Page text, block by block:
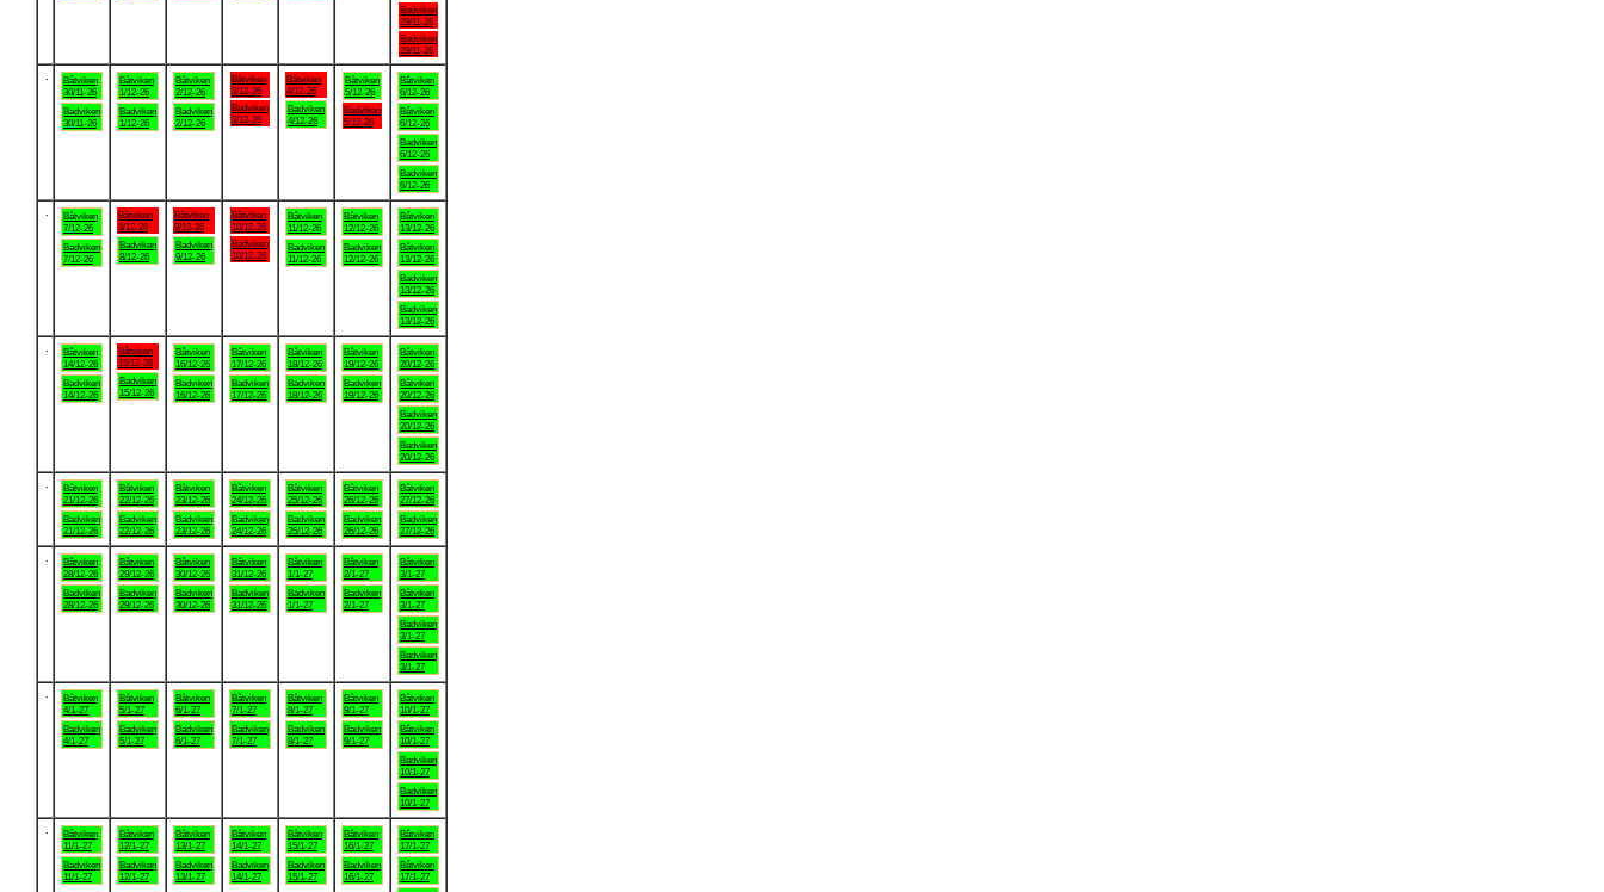
Badviken
29/11-26
Badviken
29/11-26
Båtviken
30/11-26
Badviken
30/11-26
Båtviken
1/12-26
Badviken
1/12-26
Båtviken
2/12-26
Badviken
2/12-26
Båtviken
3/12-26
Badviken
3/12-26
Båtviken
4/12-26
Badviken
4/12-26
Båtviken
5/12-26
Badviken
5/12-26
Båtviken
6/12-26
Båtviken
6/12-26
Badviken
6/12-26
Badviken
6/12-26
Båtviken
7/12-26
Badviken
7/12-26
Båtviken
8/12-26
Badviken
8/12-26
Båtviken
9/12-26
Badviken
9/12-26
Båtviken
10/12-26
Badviken
10/12-26
Båtviken
11/12-26
Badviken
11/12-26
Båtviken
12/12-26
Badviken
12/12-26
Båtviken
13/12-26
Båtviken
13/12-26
Badviken
13/12-26
Badviken
13/12-26
Båtviken
14/12-26
Badviken
14/12-26
Båtviken
15/12-26
Badviken
15/12-26
Båtviken
16/12-26
Badviken
16/12-26
Båtviken
17/12-26
Badviken
17/12-26
Båtviken
18/12-26
Badviken
18/12-26
Båtviken
19/12-26
Badviken
19/12-26
Båtviken
20/12-26
Båtviken
20/12-26
Badviken
20/12-26
Badviken
20/12-26
Båtviken
21/12-26
Badviken
21/12-26
Båtviken
22/12-26
Badviken
22/12-26
Båtviken
23/12-26
Badviken
23/12-26
Båtviken
24/12-26
Badviken
24/12-26
Båtviken
25/12-26
Badviken
25/12-26
Båtviken
26/12-26
Badviken
26/12-26
Båtviken
27/12-26
Badviken
27/12-26
Båtviken
28/12-26
Badviken
28/12-26
Båtviken
29/12-26
Badviken
29/12-26
Båtviken
30/12-26
Badviken
30/12-26
Båtviken
31/12-26
Badviken
31/12-26
Båtviken
1/1-27
Badviken
1/1-27
Båtviken
2/1-27
Badviken
2/1-27
Båtviken
3/1-27
Båtviken
3/1-27
Badviken
3/1-27
Badviken
3/1-27
Båtviken
4/1-27
Badviken
4/1-27
Båtviken
5/1-27
Badviken
5/1-27
Båtviken
6/1-27
Badviken
6/1-27
Båtviken
7/1-27
Badviken
7/1-27
Båtviken
8/1-27
Badviken
8/1-27
Båtviken
9/1-27
Badviken
9/1-27
Båtviken
10/1-27
Båtviken
10/1-27
Badviken
10/1-27
Badviken
10/1-27
Båtviken
11/1-27
Badviken
11/1-27
Båtviken
12/1-27
Badviken
12/1-27
Båtviken
13/1-27
Badviken
13/1-27
Båtviken
14/1-27
Badviken
14/1-27
Båtviken
15/1-27
Badviken
15/1-27
Båtviken
16/1-27
Badviken
16/1-27
Båtviken
17/1-27
Båtviken
17/1-27